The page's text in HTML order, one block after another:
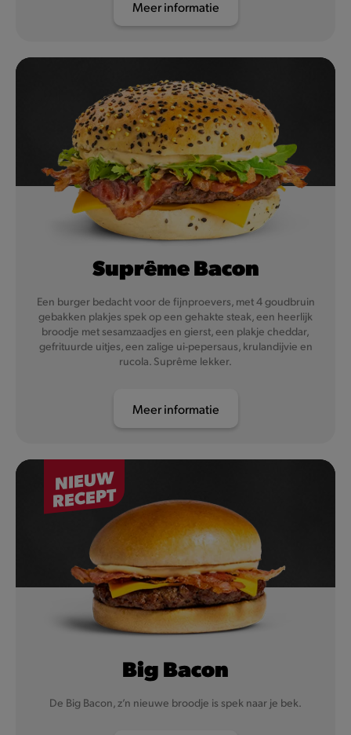
Meer informatie
Suprême Bacon
Een burger bedacht voor de fijnproevers, met 4 goudbruin
gebakken plakjes spek op een gehakte steak, een heerlijk
broodje met sesamzaadjes en gierst, een plakje cheddar,
gefrituurde uitjes, een zalige ui-pepersaus, krulandijvie en
rucola. Suprême lekker.
Meer informatie
NIEUW
RECEPT
Big Bacon
De Big Bacon, z’n nieuwe broodje is spek naar je bek.